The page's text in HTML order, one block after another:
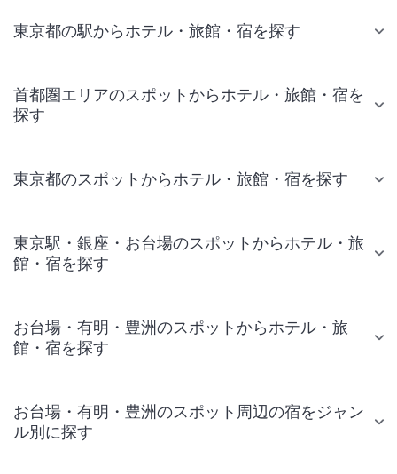
東京都の駅からホテル・旅館・宿を探す
首都圏エリアのスポットからホテル・旅館・宿を
探す
東京都のスポットからホテル・旅館・宿を探す
東京駅・銀座・お台場のスポットからホテル・旅
館・宿を探す
お台場・有明・豊洲のスポットからホテル・旅
館・宿を探す
お台場・有明・豊洲のスポット周辺の宿をジャン
ル別に探す